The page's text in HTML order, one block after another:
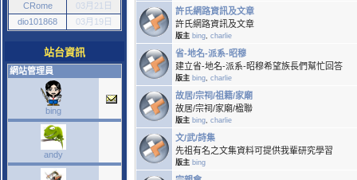
CRome
03月21日
dio101868
03月19日
站台資訊
網站管理員
bing
andy
許氏網路資訊及文章
許氏網路資訊及文章
版主 bing, charlie
省-地名-派系-昭穆
建立省-地名-派系-昭穆希望族長們幫忙回答
版主 bing, charlie
故居/宗祠/祖籍/家廟
故居/宗祠/家廟/楹聯
版主 bing, charlie
文/武/詩集
先祖有名之文集資料可提供我輩研究學習
版主 bing